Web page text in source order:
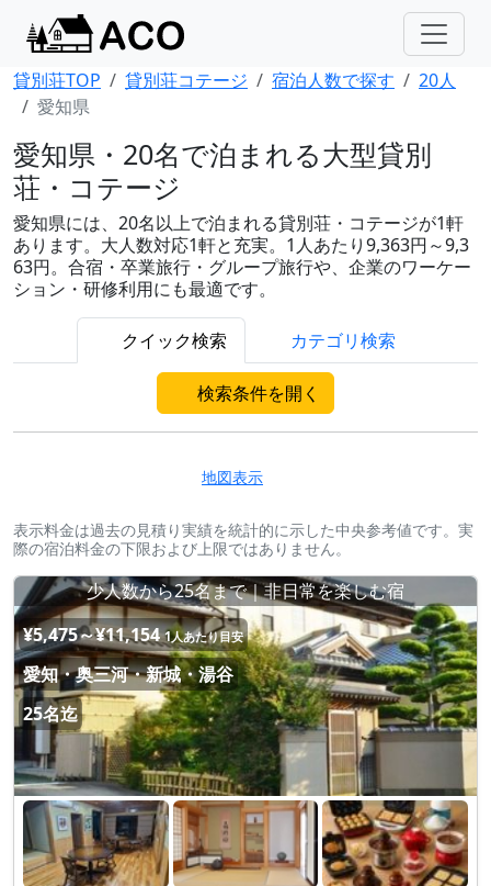
貸別荘TOP 貸別荘コテージ 宿泊人数で探す
20人
愛知県
愛知県・20名で泊まれる大型貸別
荘・コテージ
愛知県には、20名以上で泊まれる貸別荘・コテージが1軒
あります。大人数対応1軒と充実。1人あたり9,363円～9,3
63円。合宿・卒業旅行・グループ旅行や、企業のワーケー
ション・研修利用にも最適です。
クイック検索 カテゴリ検索
検索条件を開く
地図表示
表示料金は過去の見積り実績を統計的に示した中央参考値です。実
際の宿泊料金の下限および上限ではありません。
少人数から25名まで｜非日常を楽しむ宿
¥5,475～¥11,154 1人あたり目安
愛知・奥三河・新城・湯谷
25名迄